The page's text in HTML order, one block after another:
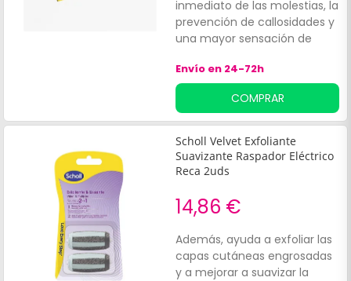
inmediato de las molestias, la
prevención de callosidades y
una mayor sensación de
diseño ergonómico se
adapta fácilmente al
calzado, ofreciendo una
solución práctica y duradera
para proteger los pies y
mejorar el bienestar diario.
Envío en 24-72h
COMPRAR
Scholl Velvet Exfoliante
Suavizante Raspador Eléctrico
Reca 2uds
14,86 €
Además, ayuda a exfoliar las
capas cutáneas engrosadas
y a mejorar a suavizar la